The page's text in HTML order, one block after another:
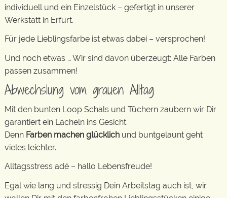
individuell und ein Einzelstück – gefertigt in unserer
Werkstatt in Erfurt.
Für jede Lieblingsfarbe ist etwas dabei – versprochen!
Und noch etwas … Wir sind davon überzeugt: Alle Farben
passen zusammen!
Abwechslung vom grauen Alltag
Mit den bunten Loop Schals und Tüchern zaubern wir Dir
garantiert ein Lächeln ins Gesicht.
Denn Farben machen glücklich und buntgelaunt geht
vieles leichter.
Alltagsstress adé – hallo Lebensfreude!
Egal wie lang und stressig Dein Arbeitstag auch ist, wir